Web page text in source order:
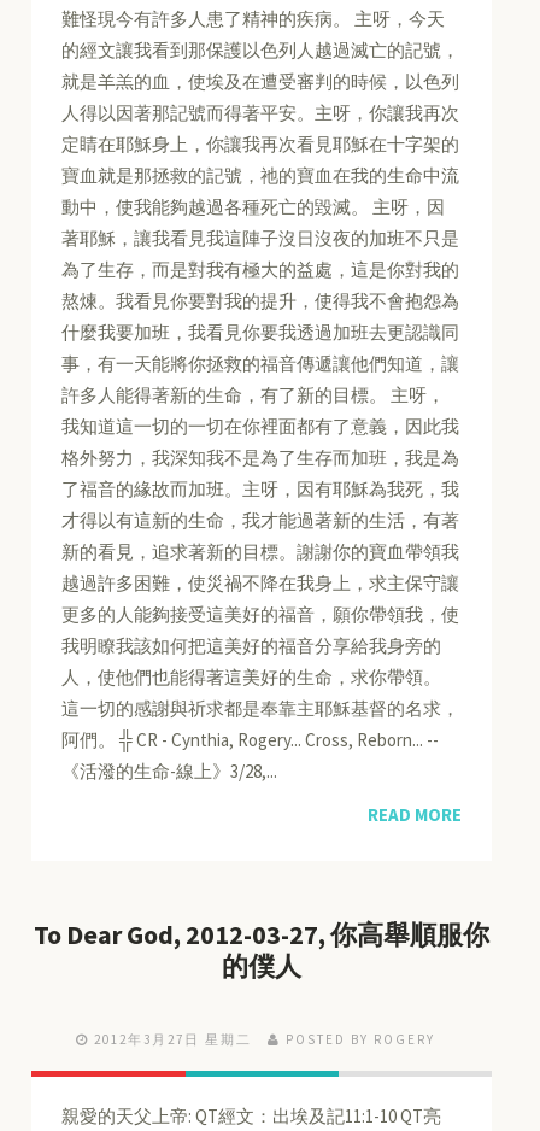
難怪現今有許多人患了精神的疾病。 主呀，今天
的經文讓我看到那保護以色列人越過滅亡的記號，
就是羊羔的血，使埃及在遭受審判的時候，以色列
人得以因著那記號而得著平安。主呀，你讓我再次
定睛在耶穌身上，你讓我再次看見耶穌在十字架的
寶血就是那拯救的記號，祂的寶血在我的生命中流
動中，使我能夠越過各種死亡的毀滅。 主呀，因
著耶穌，讓我看見我這陣子沒日沒夜的加班不只是
為了生存，而是對我有極大的益處，這是你對我的
熬煉。我看見你要對我的提升，使得我不會抱怨為
什麼我要加班，我看見你要我透過加班去更認識同
事，有一天能將你拯救的福音傳遞讓他們知道，讓
許多人能得著新的生命，有了新的目標。 主呀，
我知道這一切的一切在你裡面都有了意義，因此我
格外努力，我深知我不是為了生存而加班，我是為
了福音的緣故而加班。主呀，因有耶穌為我死，我
才得以有這新的生命，我才能過著新的生活，有著
新的看見，追求著新的目標。謝謝你的寶血帶領我
越過許多困難，使災禍不降在我身上，求主保守讓
更多的人能夠接受這美好的福音，願你帶領我，使
我明瞭我該如何把這美好的福音分享給我身旁的
人，使他們也能得著這美好的生命，求你帶領。
這一切的感謝與祈求都是奉靠主耶穌基督的名求，
阿們。 ╬ CR - Cynthia, Rogery... Cross, Reborn... --
《活潑的生命-線上》3/28,...
READ MORE
To Dear God, 2012-03-27, 你高舉順服你
的僕人
2012年3月27日 星期二 POSTED BY ROGERY
親愛的天父上帝: QT經文：出埃及記11:1-10 QT亮